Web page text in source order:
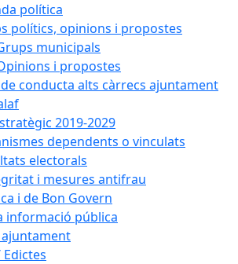
política
polítics, opinions i propostes
municipals
i propostes
conducta alts càrrecs ajuntament
2019-2029
dependents o vinculats
electorals
i mesures antifrau
i de Bon Govern
informació pública